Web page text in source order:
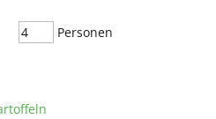
Personen